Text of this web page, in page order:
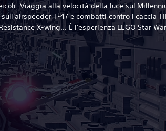
Viaggia alla velocità della luce sul
T-47 e combatti contro i caccia
X-wing... È l'esperienza LEGO Star